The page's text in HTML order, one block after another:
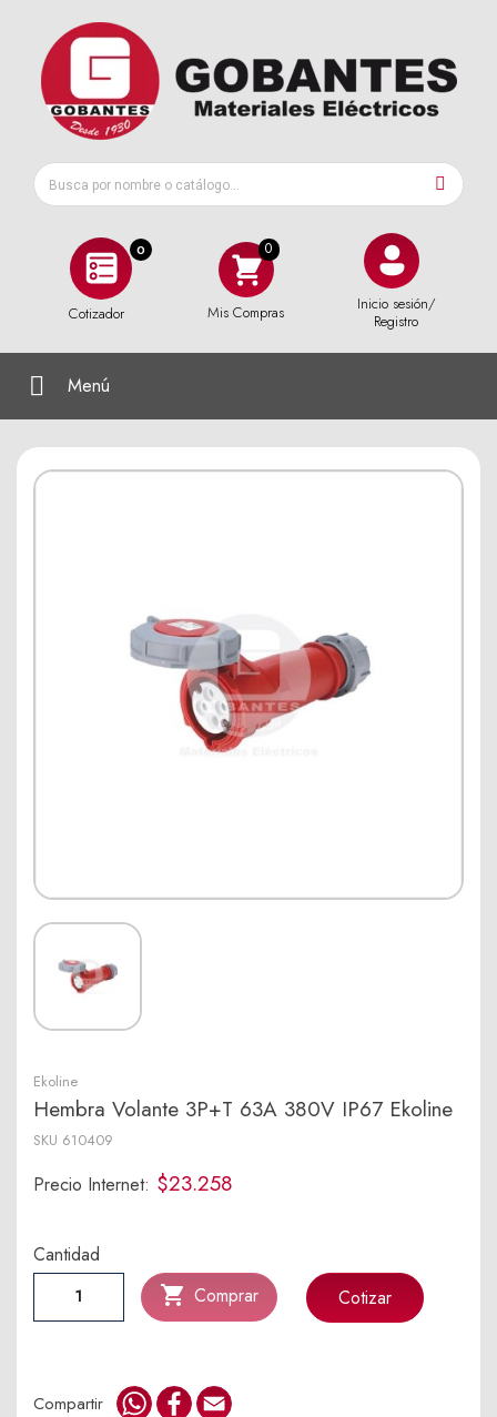
0
Cotizador Mis Compras
Inicio sesión/
Registro
Menú
Ekoline
Hembra Volante 3P+T 63A 380V IP67 Ekoline
SKU 610409
Precio Internet: $23.258
Cantidad
 Comprar Cotizar
Compartir WhatsApp
Facebook